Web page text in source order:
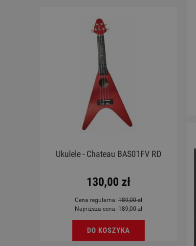
Ukulele - Chateau BAS01FV RD
130,00 zł
Cena regularna: 189,00 zł
Najniższa cena: 189,00 zł
DO KOSZYKA